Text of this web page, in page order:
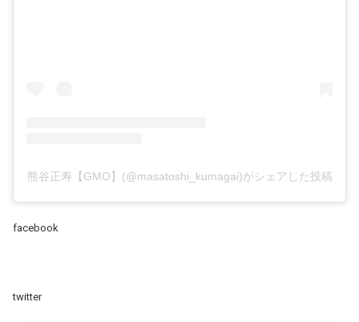
熊谷正寿【GMO】(@masatoshi_kumagai)がシェアした投稿
facebook
twitter